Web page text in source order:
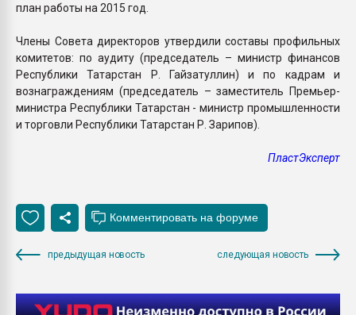
план работы на 2015 год.
Члены Совета директоров утвердили составы профильных
комитетов: по аудиту (председатель – министр финансов
Республики Татарстан Р. Гайзатуллин) и по кадрам и
вознаграждениям (председатель – заместитель Премьер-
министра Республики Татарстан - министр промышленности
и торговли Республики Татарстан Р. Зарипов).
ПластЭксперт
предыдущая новость следующая новость